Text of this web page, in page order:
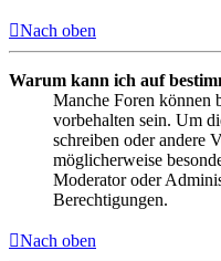
Nach oben
Warum kann ich auf
Manche Foren können
vorbehalten sein. Um
schreiben oder andere
möglicherweise
Moderator oder
Berechtigungen.
Nach oben